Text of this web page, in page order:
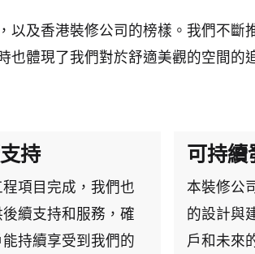
及香港裝修公司的榜樣。我們不斷
體現了我們對於舒適美觀的空間的
持
程項目完成，我們也
續支持和服務，確
持續享受到我們的
可持續
本裝修公
的設計與
戶和未來